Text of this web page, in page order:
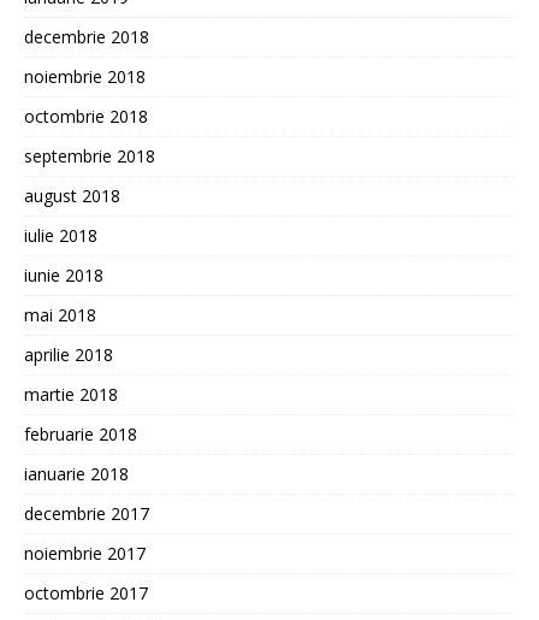
decembrie 2018
noiembrie 2018
octombrie 2018
septembrie 2018
august 2018
iulie 2018
iunie 2018
mai 2018
aprilie 2018
martie 2018
februarie 2018
ianuarie 2018
decembrie 2017
noiembrie 2017
octombrie 2017